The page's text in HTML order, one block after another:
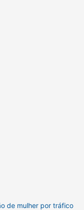
de mulher por tráfico